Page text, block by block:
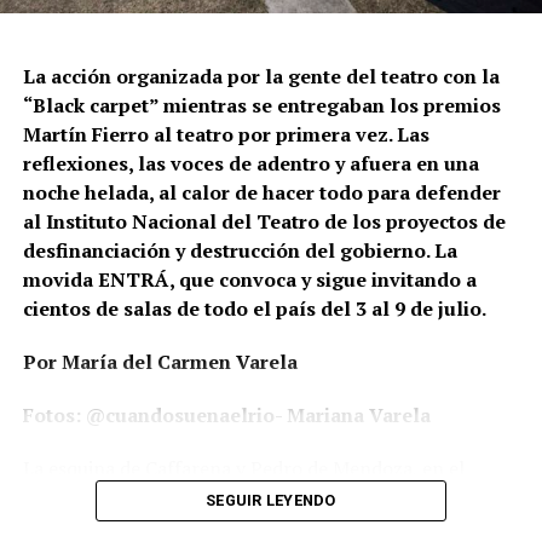
un contexto de preocupación por el avance del gobierno
nacional contra todo el ámbito de la cultura. La
derogación del decreto 345/25 es un bálsamo para la
escena teatral, porque sin el funcionamiento natural del
INT corren serio riesgo la permanencia de muchas salas
de teatro independiente en todo el país. Luego de su
tratamiento en Diputados, el Senado rechazó el decreto
por amplia mayoría: 57 rechazos, 13 votos afirmativos y
una abstención.
“Realizar un festival es continuar con el aporte a la
de vista, ya que todos los hacedores
gratuidad de nuestro medio de comunicación, una señal
de identidad del festival que mantiene el espíritu de
La acción organizada por la gente del teatro con la
“Black carpet” mientras se entregaban los premios
Martín Fierro al teatro por primera vez. Las
reflexiones, las voces de adentro y afuera en una
noche helada, al calor de hacer todo para defender
al Instituto Nacional del Teatro de los proyectos de
desfinanciación y destrucción del gobierno. La
movida ENTRÁ, que convoca y sigue invitando a
cientos de salas de todo el país del 3 al 9 de julio.
Por María del Carmen Varela
Fotos: @cuandosuenaelrio- Mariana Varela
barrio de La Boca, donde está ubicada La Usina del Arte
es el lugar donde en una noche de lunes helada se
SEGUIR LEYENDO